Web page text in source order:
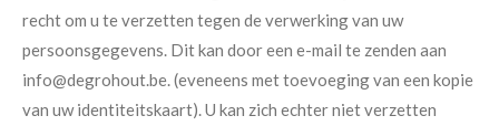
recht om u te verzetten tegen de verwerking van uw
persoonsgegevens. Dit kan door een e-mail te zenden aan
info@degrohout.be. (eveneens met toevoeging van een kopie
van uw identiteitskaart). U kan zich echter niet verzetten